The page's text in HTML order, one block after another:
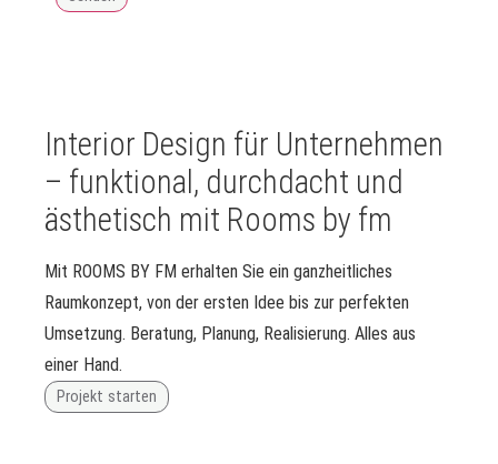
Interior Design für Unternehmen
– funktional, durchdacht und
ästhetisch mit Rooms by fm
Mit ROOMS BY FM erhalten Sie ein ganzheitliches
Raumkonzept, von der ersten Idee bis zur perfekten
Umsetzung. Beratung, Planung, Realisierung. Alles aus
einer Hand.
Projekt starten